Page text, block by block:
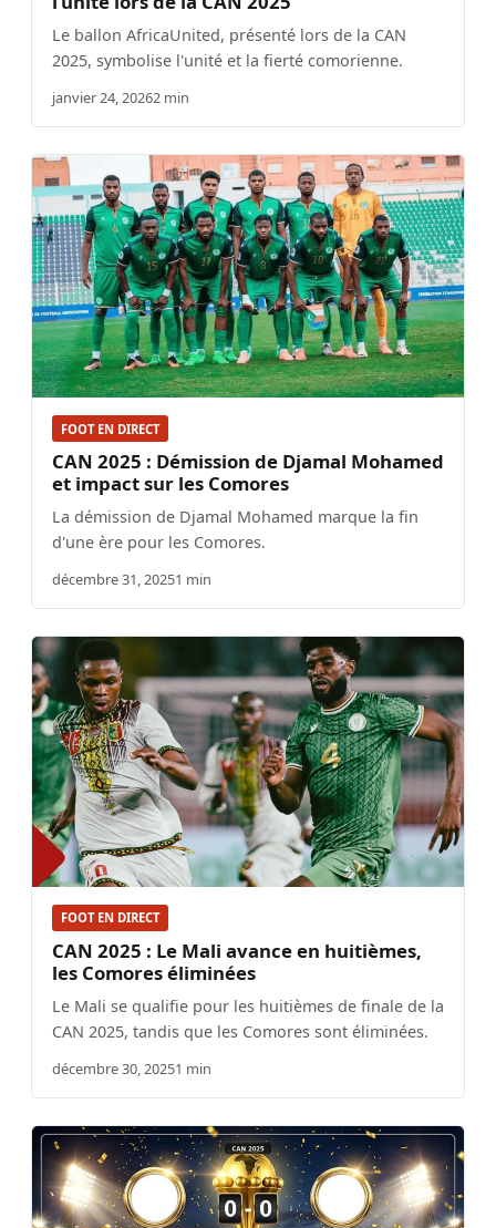
Le ballon AfricaUnited, présenté lors de la CAN
2025, symbolise l'unité et la fierté comorienne.
janvier 24, 20262 min
FOOT EN DIRECT
CAN 2025 : Démission de Djamal Mohamed
et impact sur les Comores
La démission de Djamal Mohamed marque la fin
d'une ère pour les Comores.
décembre 31, 20251 min
FOOT EN DIRECT
CAN 2025 : Le Mali avance en huitièmes,
les Comores éliminées
Le Mali se qualifie pour les huitièmes de finale de la
CAN 2025, tandis que les Comores sont éliminées.
décembre 30, 20251 min